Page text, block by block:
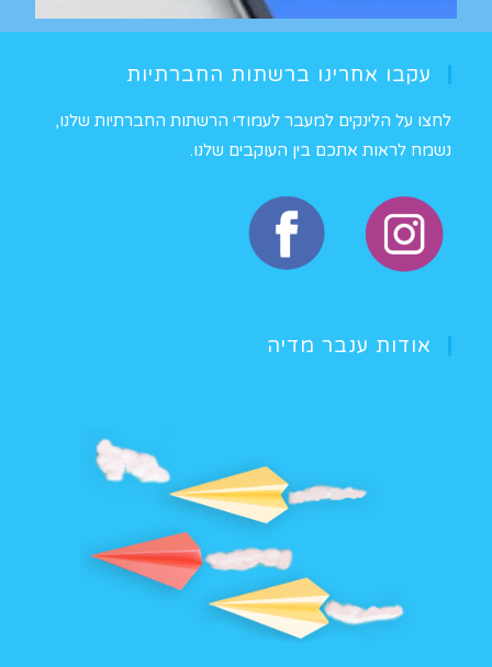
עקבו אחרינו ברשתות החברתיות
לחצו על הלינקים למעבר לעמודי הרשתות החברתיות שלנו,
נשמח לראות אתכם בין העוקבים שלנו.
אודות ענבר מדיה